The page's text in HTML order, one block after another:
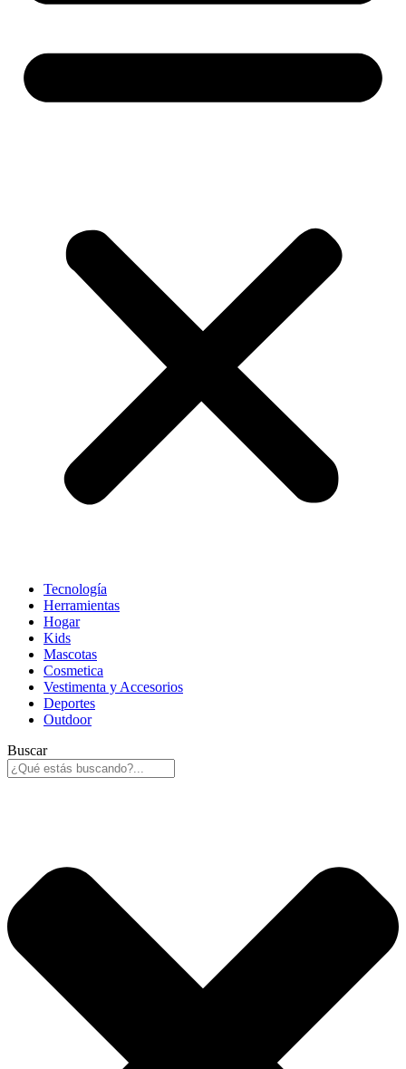
Tecnología
Herramientas
Hogar
Kids
Mascotas
Cosmetica
Vestimenta y Accesorios
Deportes
Outdoor
Buscar